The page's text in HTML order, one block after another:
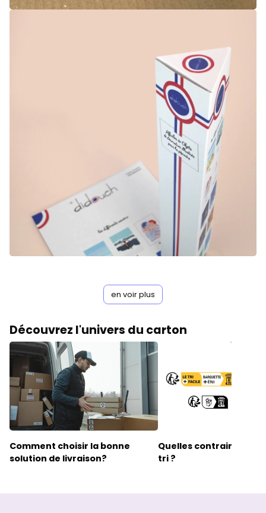
en voir plus
Découvrez l'univers du carton
Comment choisir la bonne
solution de livraison?
Quelles contraintes
tri ?